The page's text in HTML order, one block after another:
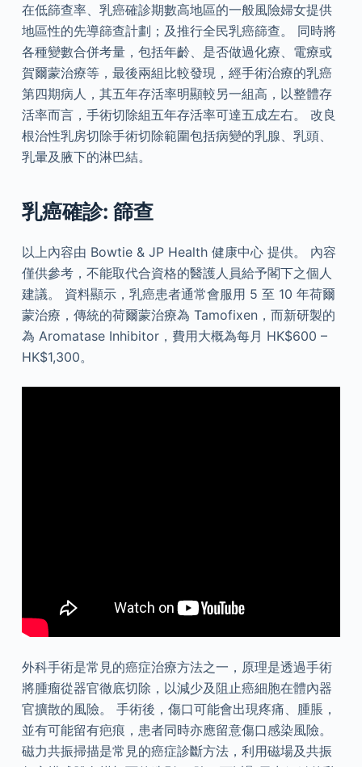
在低篩查率、乳癌確診期數高地區的一般風險婦女提供
地區性的先導篩查計劃；及推行全民乳癌篩查。 同時將
各種變數合併考量，包括年齡、是否做過化療、電療或
賀爾蒙治療等，最後兩組比較發現，經手術治療的乳癌
第四期病人，其五年存活率明顯較另一組高，以整體存
活率而言，手術切除組五年存活率可達五成左右。 改良
根治性乳房切除手術切除範圍包括病變的乳腺、乳頭、
乳暈及腋下的淋巴結。
乳癌確診: 篩查
以上內容由 Bowtie & JP Health 健康中心 提供。 內容
僅供參考，不能取代合資格的醫護人員給予閣下之個人
建議。 資料顯示，乳癌患者通常會服用 5 至 10 年荷爾
蒙治療，傳統的荷爾蒙治療為 Tamofixen，而新研製的
為 Aromatase Inhibitor，費用大概為每月 HK$600 –
HK$1,300。
外科手術是常見的癌症治療方法之一，原理是透過手術
將腫瘤從器官徹底切除，以減少及阻止癌細胞在體內器
官擴散的風險。 手術後，傷口可能會出現疼痛、腫脹，
並有可能留有疤痕，患者同時亦應留意傷口感染風險。
磁力共振掃描是常見的癌症診斷方法，利用磁場及共振